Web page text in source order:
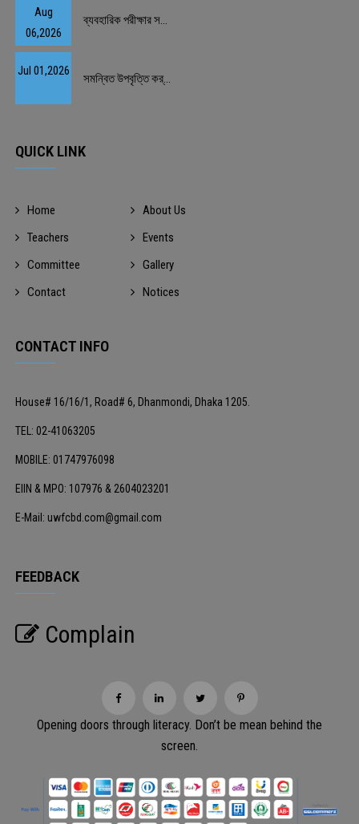
Aug
06,2026
ব্যবহারিক পরীক্ষার স...
Jul 01,2026
সমন্বিত উপবৃত্তি কর্...
QUICK LINK
Home
About Us
Teachers
Events
Committee
Gallery
Contact
Notices
CONTACT INFO
House# 16/16/1, Road# 6, Dhanmondi, Dhaka 1205.
TEL: 02-41063205
MOBILE: 01747976098
EIIN & MPO: 107976 & 2604023201
E-Mail: uwfcbd.com@gmail.com
FEEDBACK
Complain
Opening doors through literacy. Don’t be mean behind the
screen.